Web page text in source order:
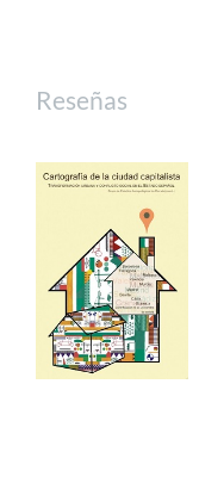
Reseñas